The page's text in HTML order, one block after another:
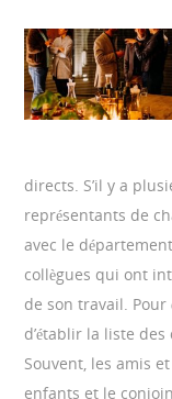
directs. S’il y a
représentants de
avec le
collègues qui ont
de son travail. Pour
d’établir la liste des
Souvent, les amis
enfants et le